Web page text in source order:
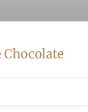
Chocolate